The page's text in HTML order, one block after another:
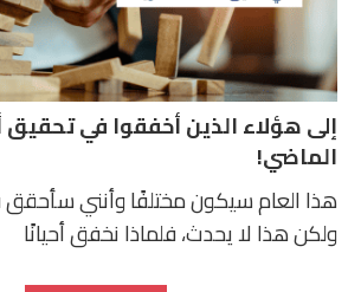
إلى هؤلاء الذين أخفقوا في
الماضي!
هذا العام سيكون مختلفًا وأنني
ولكن هذا لا يحدث، فلماذا نخفق أحيانًا